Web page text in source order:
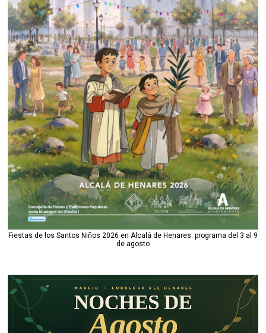
Fiestas de los Santos Niños 2026 en Alcalá de Henares: programa del 3 al 9
de agosto